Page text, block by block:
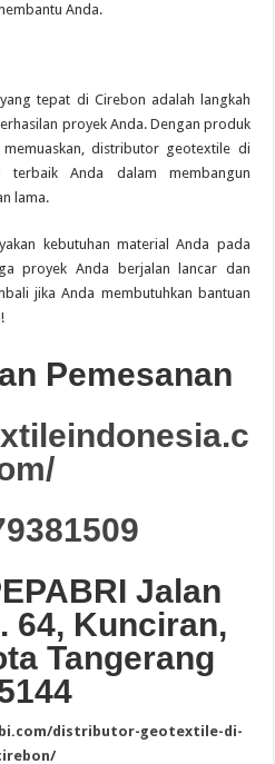
Anda.
tepat di Cirebon adalah langkah
proyek Anda. Dengan produk
distributor geotextile di
Anda dalam membangun
lama.
kebutuhan material Anda pada
proyek Anda berjalan lancar dan
jika Anda membutuhkan bantuan
Pemesanan
Jalan
64, Kunciran,
Tangerang
distributor-geotextile-di-